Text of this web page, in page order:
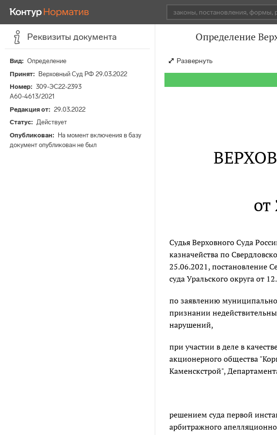
Реквизиты документа
Вид
Определение
Принят
Верховный Суд РФ 29.03.2022
Номер
309-ЭС22-2393
А60-4613/2021
Редакция от
29.03.2022
Статус
Действует
Опубликован
На момент включения в базу
документ опубликован не был
Определение
Развернуть
Судья Верховного Суда
казначейства по
25.06.2021, постановление
суда Уральского округа от
по заявлению
признании
нарушений,
при участии в деле в
акционерного общества
Каменскстрой",
решением суда первой
арбитражного